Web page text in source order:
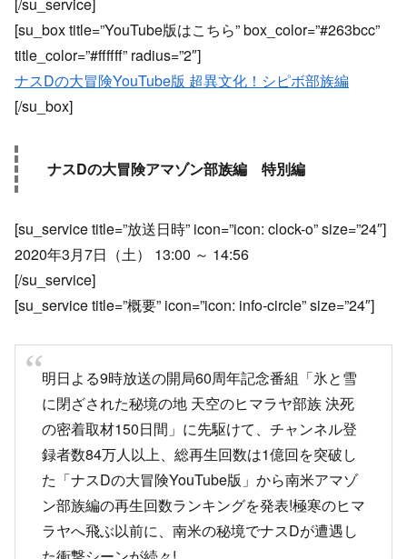
[/su_service]
[su_box title=”YouTube版はこちら” box_color=”#263bcc”
title_color=”#ffffff” radius=”2″]
ナスDの大冒険YouTube版 超異文化！シピボ部族編
[/su_box]
ナスDの大冒険アマゾン部族編 特別編
[su_service title=”放送日時” icon=”icon: clock-o” size=”24″]
2020年3月7日（土） 13:00 ～ 14:56
[/su_service]
[su_service title=”概要” icon=”icon: info-circle” size=”24″]
明日よる9時放送の開局60周年記念番組「氷と雪
に閉ざされた秘境の地 天空のヒマラヤ部族 決死
の密着取材150日間」に先駆けて、チャンネル登
録者数84万人以上、総再生回数は1億回を突破し
た「ナスDの大冒険YouTube版」から南米アマゾ
ン部族編の再生回数ランキングを発表!極寒のヒマ
ラヤへ飛ぶ以前に、南米の秘境でナスDが遭遇し